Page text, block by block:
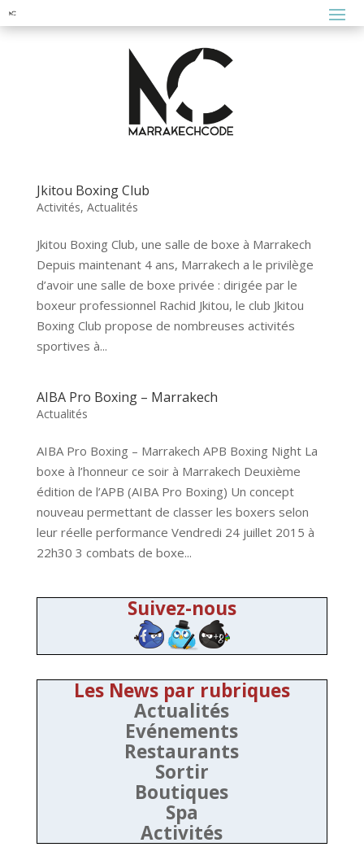
Jkitou Boxing Club
Activités, Actualités
Jkitou Boxing Club, une salle de boxe à Marrakech
Depuis maintenant 4 ans, Marrakech a le privilège
d’avoir une salle de boxe privée : dirigée par le
boxeur professionnel Rachid Jkitou, le club Jkitou
Boxing Club propose de nombreuses activités
sportives à...
AIBA Pro Boxing – Marrakech
Actualités
AIBA Pro Boxing – Marrakech APB Boxing Night La
boxe à l’honneur ce soir à Marrakech Deuxième
édition de l’APB (AIBA Pro Boxing) Un concept
nouveau permettant de classer les boxers selon
leur réelle performance Vendredi 24 juillet 2015 à
22h30 3 combats de boxe...
Suivez-nous
Les News par rubriques
Actualités
Evénements
Restaurants
Sortir
Boutiques
Spa
Activités